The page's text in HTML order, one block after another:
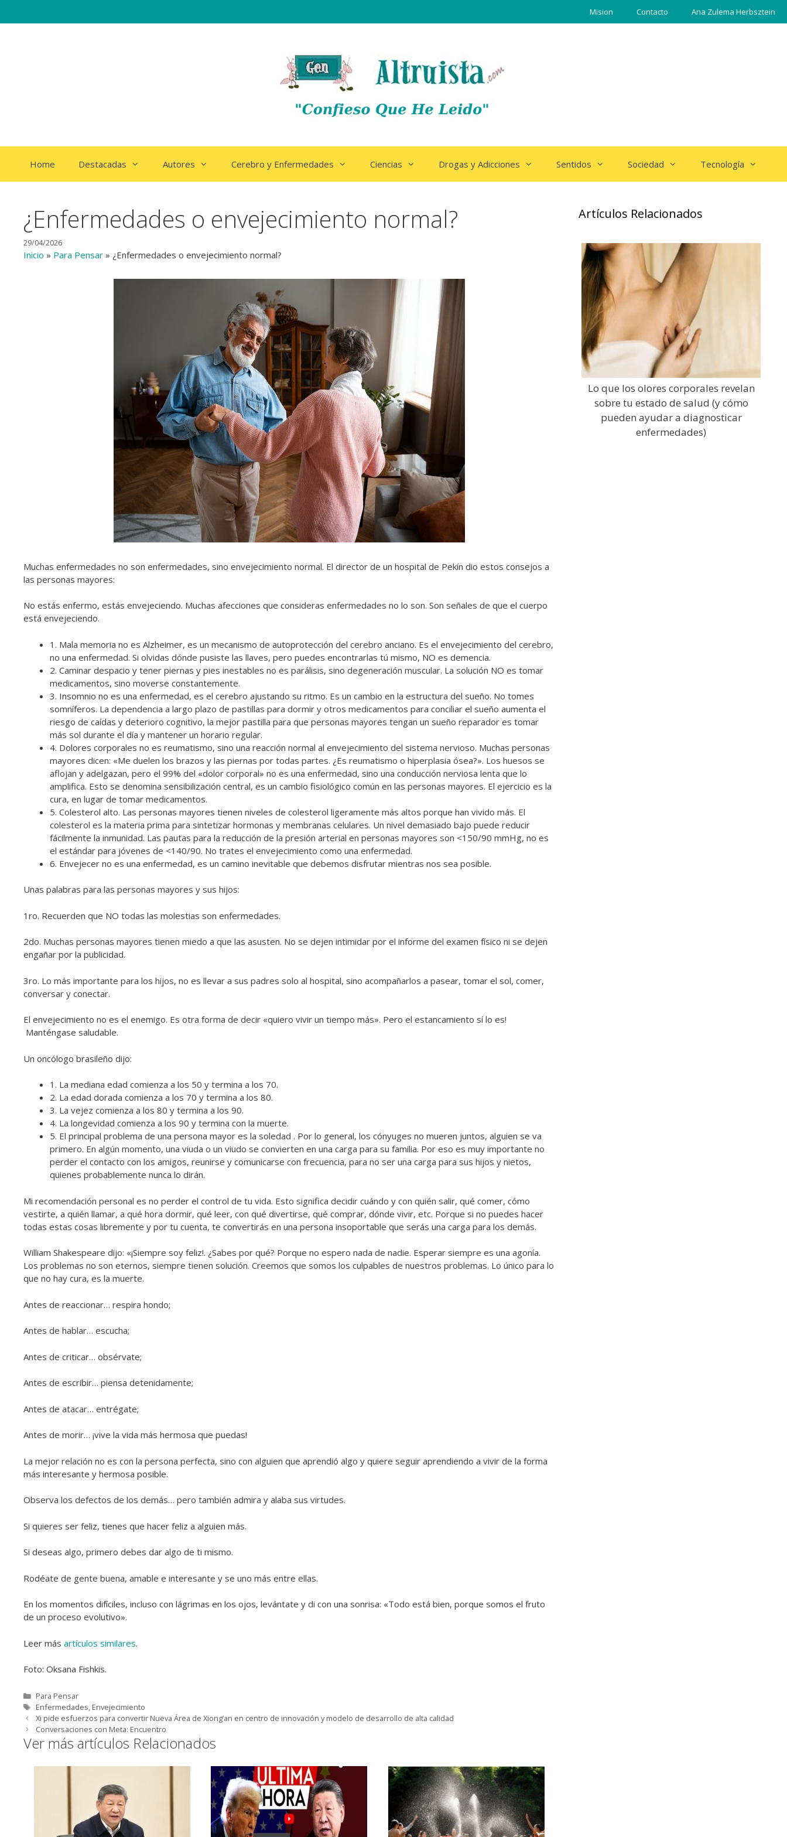
Mision Contacto Ana Zulema Herbsztein
Home Destacadas Autores Cerebro y Enfermedades Ciencias Drogas y Adicciones Sentidos Sociedad Tecnología
¿Enfermedades o envejecimiento normal?
29/04/2026
Inicio » Para Pensar » ¿Enfermedades o envejecimiento normal?
Muchas enfermedades no son enfermedades, sino envejecimiento normal. El director de un hospital de Pekín dio estos consejos a
las personas mayores:
No estás enfermo, estás envejeciendo. Muchas afecciones que consideras enfermedades no lo son. Son señales de que el cuerpo
está envejeciendo.
1. Mala memoria no es Alzheimer, es un mecanismo de autoprotección del cerebro anciano. Es el envejecimiento del cerebro,
no una enfermedad. Si olvidas dónde pusiste las llaves, pero puedes encontrarlas tú mismo, NO es demencia.
2. Caminar despacio y tener piernas y pies inestables no es parálisis, sino degeneración muscular. La solución NO es tomar
medicamentos, sino moverse constantemente.
3. Insomnio no es una enfermedad, es el cerebro ajustando su ritmo. Es un cambio en la estructura del sueño. No tomes
somníferos. La dependencia a largo plazo de pastillas para dormir y otros medicamentos para conciliar el sueño aumenta el
riesgo de caídas y deterioro cognitivo, la mejor pastilla para que personas mayores tengan un sueño reparador es tomar
más sol durante el día y mantener un horario regular.
4. Dolores corporales no es reumatismo, sino una reacción normal al envejecimiento del sistema nervioso. Muchas personas
mayores dicen: «Me duelen los brazos y las piernas por todas partes. ¿Es reumatismo o hiperplasia ósea?». Los huesos se
aflojan y adelgazan, pero el 99% del «dolor corporal» no es una enfermedad, sino una conducción nerviosa lenta que lo
amplifica. Esto se denomina sensibilización central, es un cambio fisiológico común en las personas mayores. El ejercicio es la
cura, en lugar de tomar medicamentos.
5. Colesterol alto. Las personas mayores tienen niveles de colesterol ligeramente más altos porque han vivido más. El
colesterol es la materia prima para sintetizar hormonas y membranas celulares. Un nivel demasiado bajo puede reducir
fácilmente la inmunidad. Las pautas para la reducción de la presión arterial en personas mayores son <150/90 mmHg, no es
el estándar para jóvenes de <140/90. No trates el envejecimiento como una enfermedad.
6. Envejecer no es una enfermedad, es un camino inevitable que debemos disfrutar mientras nos sea posible.
Unas palabras para las personas mayores y sus hijos:
1ro. Recuerden que NO todas las molestias son enfermedades.
2do. Muchas personas mayores tienen miedo a que las asusten. No se dejen intimidar por el informe del examen físico ni se dejen
engañar por la publicidad.
3ro. Lo más importante para los hijos, no es llevar a sus padres solo al hospital, sino acompañarlos a pasear, tomar el sol, comer,
conversar y conectar.
El envejecimiento no es el enemigo. Es otra forma de decir «quiero vivir un tiempo más». Pero el estancamiento sí lo es!
Manténgase saludable.
Un oncólogo brasileño dijo:
1. La mediana edad comienza a los 50 y termina a los 70.
2. La edad dorada comienza a los 70 y termina a los 80.
3. La vejez comienza a los 80 y termina a los 90.
4. La longevidad comienza a los 90 y termina con la muerte.
5. El principal problema de una persona mayor es la soledad . Por lo general, los cónyuges no mueren juntos, alguien se va
primero. En algún momento, una viuda o un viudo se convierten en una carga para su familia. Por eso es muy importante no
perder el contacto con los amigos, reunirse y comunicarse con frecuencia, para no ser una carga para sus hijos y nietos,
quienes probablemente nunca lo dirán.
Mi recomendación personal es no perder el control de tu vida. Esto significa decidir cuándo y con quién salir, qué comer, cómo
vestirte, a quién llamar, a qué hora dormir, qué leer, con qué divertirse, qué comprar, dónde vivir, etc. Porque si no puedes hacer
todas estas cosas libremente y por tu cuenta, te convertirás en una persona insoportable que serás una carga para los demás.
William Shakespeare dijo: «¡Siempre soy feliz!. ¿Sabes por qué? Porque no espero nada de nadie. Esperar siempre es una agonía.
Los problemas no son eternos, siempre tienen solución. Creemos que somos los culpables de nuestros problemas. Lo único para lo
que no hay cura, es la muerte.
Antes de reaccionar… respira hondo;
Antes de hablar… escucha;
Antes de criticar… obsérvate;
Antes de escribir… piensa detenidamente;
Antes de atacar… entrégate;
Antes de morir… ¡vive la vida más hermosa que puedas!
La mejor relación no es con la persona perfecta, sino con alguien que aprendió algo y quiere seguir aprendiendo a vivir de la forma
más interesante y hermosa posible.
Observa los defectos de los demás… pero también admira y alaba sus virtudes.
Si quieres ser feliz, tienes que hacer feliz a alguien más.
Si deseas algo, primero debes dar algo de ti mismo.
Rodéate de gente buena, amable e interesante y se uno más entre ellas.
En los momentos difíciles, incluso con lágrimas en los ojos, levántate y di con una sonrisa: «Todo está bien, porque somos el fruto
de un proceso evolutivo».
Leer más artículos similares.
Foto: Oksana Fishkis.
Categorías
Para Pensar
Etiquetas
Enfermedades, Envejecimiento
Xi pide esfuerzos para convertir Nueva Área de Xiong’an en centro de innovación y modelo de desarrollo de alta calidad
Conversaciones con Meta: Encuentro
Ver más artículos Relacionados
Artículos Relacionados
Lo que los olores corporales revelan
sobre tu estado de salud (y cómo
pueden ayudar a diagnosticar
enfermedades)